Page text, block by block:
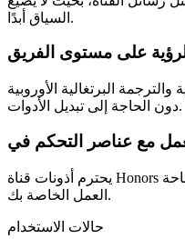
السياق أبدًا.
على مستوى الفريق
البرتغالية الأوروبية
دون الحاجة إلى تبديل الأدوات.
يحترم أذونات قناة Honors ويحترم سياسات الاحتفاظ بمساحة
العمل الخاصة بك.
حالات الاستخدام